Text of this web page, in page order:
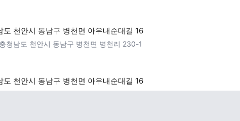
도 천안시 동남구 병천면 아우내순대길 16
충청남도 천안시 동남구 병천면 병천리 230-1
도 천안시 동남구 병천면 아우내순대길 16